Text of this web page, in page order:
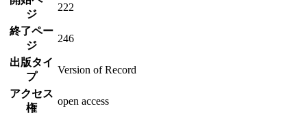
ジ
222
終了ペー
ジ
246
出版タイ
プ
Version of Record
アクセス
権
open access